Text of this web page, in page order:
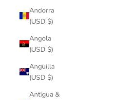
Andorra
(USD $)
Angola
(USD $)
Anguilla
(USD $)
Antigua &